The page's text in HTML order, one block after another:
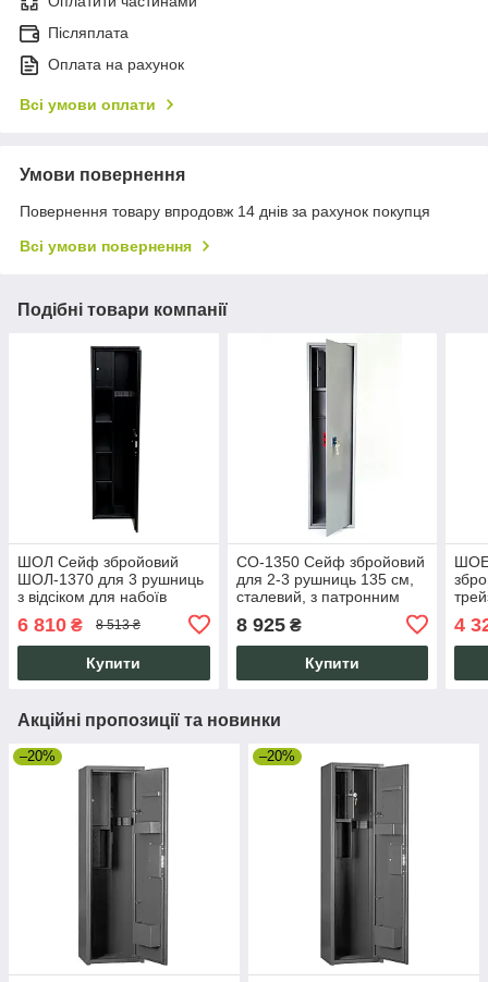
Післяплата
Оплата на рахунок
Всі умови оплати
Умови повернення
Повернення товару впродовж 14 днів за рахунок покупця
Всі умови повернення
Подібні товари компанії
ШОЛ Сейф збройовий
ШОЛ-1370 для 3 рушниць
з відсіком для набоїв
чорний
6 810 ₴ 8 513 ₴
Купити
СО-1350 Сейф збройовий
для 2-3 рушниць 135 см,
сталевий, з патронним
замок
8 925₴
Купити
мм,
4
Акційні пропозиції та новинки
–20% –20%